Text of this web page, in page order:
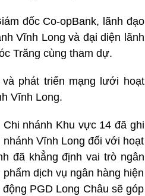
đốc Co-opBank, lãnh đạo
Vĩnh Long và đại diện lãnh
Trăng cùng tham dự.
phát triển mạng lưới hoạt
Vĩnh Long.
nhánh Khu vực 14 đã ghi
Vĩnh Long đối với hoạt
đã khẳng định vai trò ngân
dịch vụ ngân hàng hiện
PGD Long Châu sẽ góp